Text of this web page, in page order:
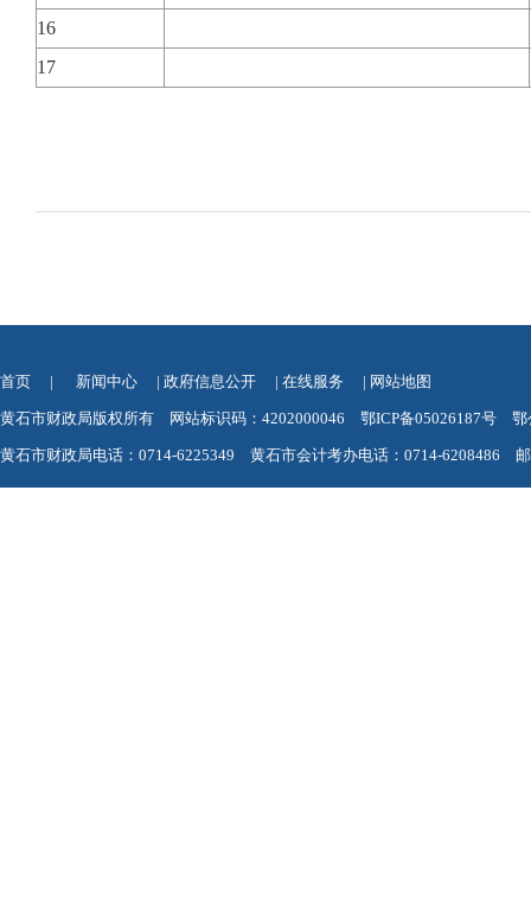
16
17
首页 | 新闻中心 | 政府信息公开 | 在线服务 | 网站地图
黄石市财政局版权所有 网站标识码：4202000046 鄂ICP备05026187号 鄂
黄石市财政局电话：0714-6225349 黄石市会计考办电话：0714-6208486